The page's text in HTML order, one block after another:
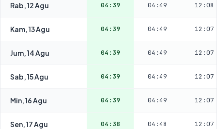
Rab, 12 Agu 04:39 04:49 12:08
Kam, 13 Agu 04:39 04:49 12:07
Jum, 14 Agu 04:39 04:49 12:07
Sab, 15 Agu 04:39 04:49 12:07
Min, 16 Agu 04:39 04:49 12:07
Sen, 17 Agu 04:38 04:48 12:07